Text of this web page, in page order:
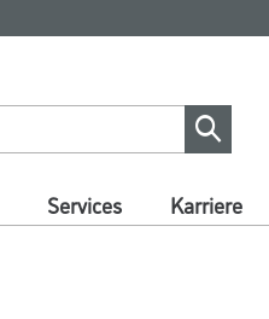
Services Karriere